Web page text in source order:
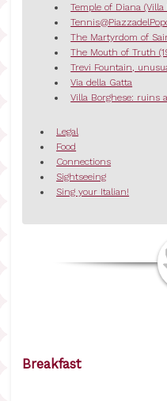
Temple of Diana (Villa
The Martyrdom of
The Mouth of Truth
Trevi Fountain,
Via della Gatta
Villa Borghese: ruins
Legal
Food
Connections
Sightseeing
Sing your Italian!
Breakfast